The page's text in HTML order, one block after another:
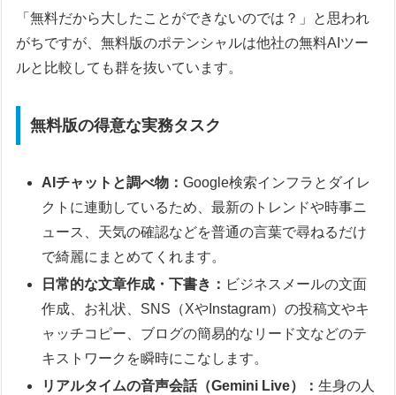
「無料だから大したことができないのでは？」と思われ
がちですが、無料版のポテンシャルは他社の無料AIツー
ルと比較しても群を抜いています。
無料版の得意な実務タスク
AIチャットと調べ物：Google検索インフラとダイレ
クトに連動しているため、最新のトレンドや時事ニ
ュース、天気の確認などを普通の言葉で尋ねるだけ
で綺麗にまとめてくれます。
日常的な文章作成・下書き： ビジネスメールの文面
作成、お礼状、SNS（XやInstagram）の投稿文やキ
ャッチコピー、ブログの簡易的なリード文などのテ
キストワークを瞬時にこなします。
リアルタイムの音声会話（Gemini Live）：生身の人